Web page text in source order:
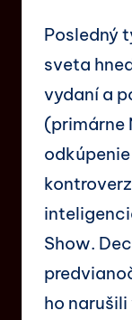
Posledný
sveta
vydaní a
(primárne
Show.
ho